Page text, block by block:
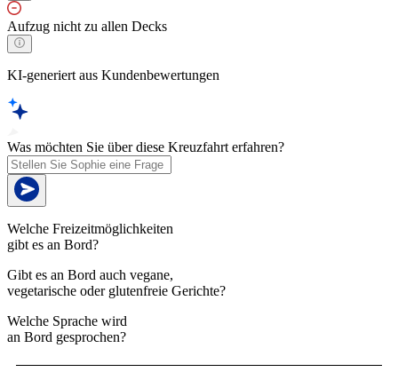
Aufzug nicht zu allen Decks
KI-generiert aus Kundenbewertungen
Was möchten Sie über diese Kreuzfahrt erfahren?
Welche Freizeitmöglichkeiten
gibt es an Bord?
Gibt es an Bord auch vegane,
vegetarische oder glutenfreie Gerichte?
Welche Sprache wird
an Bord gesprochen?